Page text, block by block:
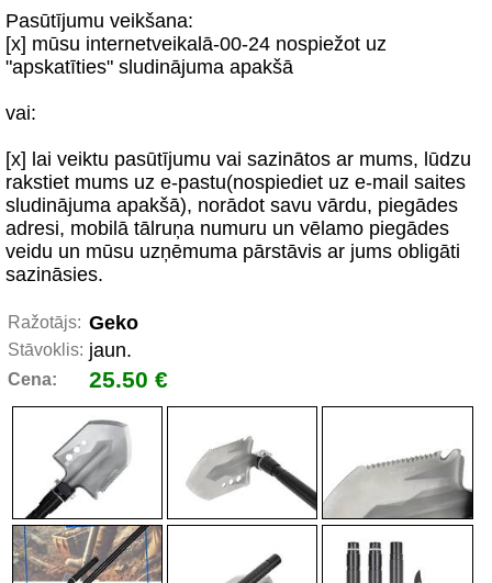
Pasūtījumu veikšana:
[x] mūsu internetveikalā-00-24 nospiežot uz
"apskatīties" sludinājuma apakšā
vai:
[x] lai veiktu pasūtījumu vai sazinātos ar mums, lūdzu
rakstiet mums uz e-pastu(nospiediet uz e-mail saites
sludinājuma apakšā), norādot savu vārdu, piegādes
adresi, mobilā tālruņa numuru un vēlamo piegādes
veidu un mūsu uzņēmuma pārstāvis ar jums obligāti
sazināsies.
Ražotājs: Geko
Stāvoklis: jaun.
Cena: 25.50 €